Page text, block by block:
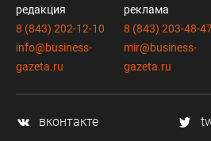
редакция
8 (843) 202-12-10
info@business-
gazeta.ru
реклама
8 (843) 203-48-
mir@business-
gazeta.ru
вконтакте